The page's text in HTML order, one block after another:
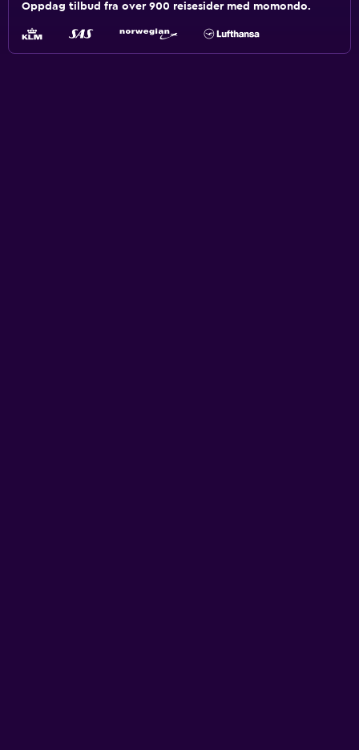
Oppdag tilbud fra over 900 reisesider med momondo.